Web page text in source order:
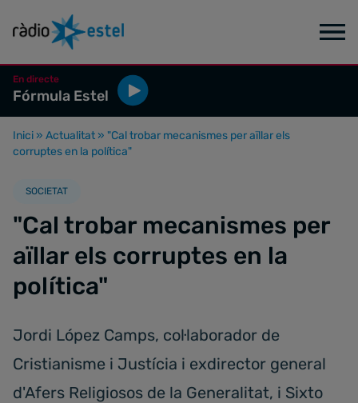
En directe
Fórmula Estel
Inici » Actualitat » "Cal trobar mecanismes per aïllar els
corruptes en la política"
SOCIETAT
"Cal trobar mecanismes per
aïllar els corruptes en la
política"
Jordi López Camps, col·laborador de
Cristianisme i Justícia i exdirector general
d'Afers Religiosos de la Generalitat, i Sixto